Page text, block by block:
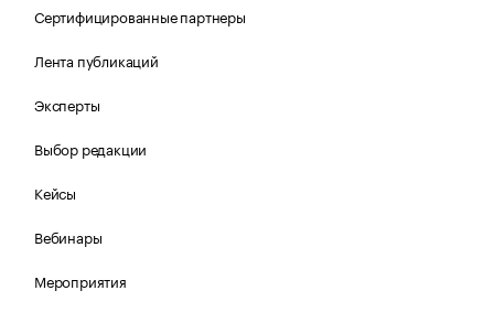
Сертифицированные партнеры
Лента публикаций
Эксперты
Выбор редакции
Кейсы
Вебинары
Мероприятия